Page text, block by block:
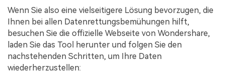
Wenn Sie also eine vielseitigere Lösung bevorzugen, die
Ihnen bei allen Datenrettungsbemühungen hilft,
besuchen Sie die offizielle Webseite von Wondershare,
laden Sie das Tool herunter und folgen Sie den
nachstehenden Schritten, um Ihre Daten
wiederherzustellen: